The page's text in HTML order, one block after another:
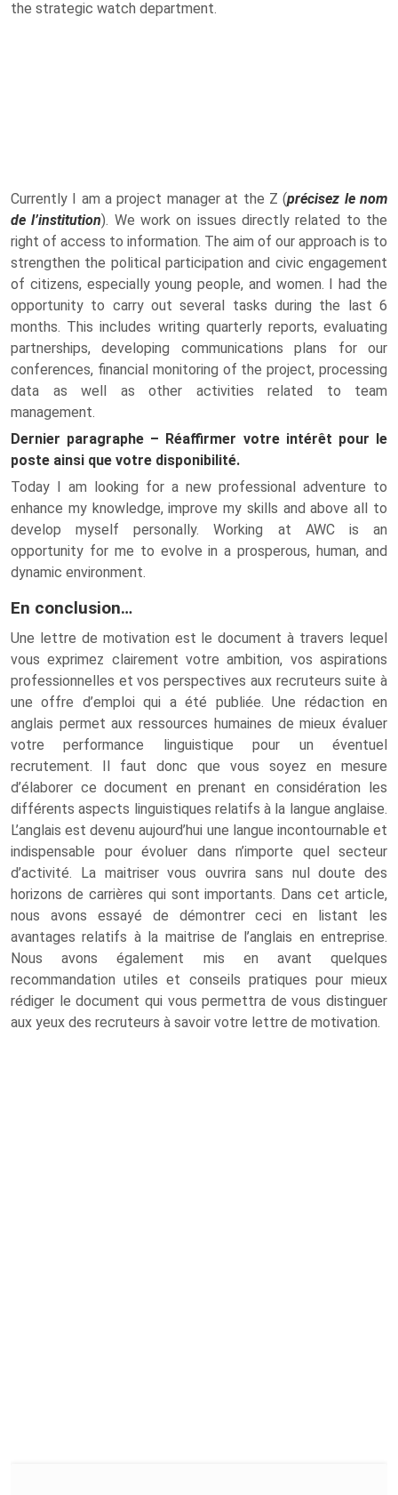
the strategic watch department.
Currently I am a project manager at the Z (précisez le nom
de l’institution). We work on issues directly related to the
right of access to information. The aim of our approach is to
strengthen the political participation and civic engagement
of citizens, especially young people, and women. I had the
opportunity to carry out several tasks during the last 6
months. This includes writing quarterly reports, evaluating
partnerships, developing communications plans for our
conferences, financial monitoring of the project, processing
data as well as other activities related to team
management.
Dernier paragraphe – Réaffirmer votre intérêt pour le
poste ainsi que votre disponibilité.
Today I am looking for a new professional adventure to
enhance my knowledge, improve my skills and above all to
develop myself personally. Working at AWC is an
opportunity for me to evolve in a prosperous, human, and
dynamic environment.
En conclusion…
Une lettre de motivation est le document à travers lequel
vous exprimez clairement votre ambition, vos aspirations
professionnelles et vos perspectives aux recruteurs suite à
une offre d’emploi qui a été publiée. Une rédaction en
anglais permet aux ressources humaines de mieux évaluer
votre performance linguistique pour un éventuel
recrutement. Il faut donc que vous soyez en mesure
d’élaborer ce document en prenant en considération les
différents aspects linguistiques relatifs à la langue anglaise.
L’anglais est devenu aujourd’hui une langue incontournable et
indispensable pour évoluer dans n’importe quel secteur
d’activité. La maitriser vous ouvrira sans nul doute des
horizons de carrières qui sont importants. Dans cet article,
nous avons essayé de démontrer ceci en listant les
avantages relatifs à la maitrise de l’anglais en entreprise.
Nous avons également mis en avant quelques
recommandation utiles et conseils pratiques pour mieux
rédiger le document qui vous permettra de vous distinguer
aux yeux des recruteurs à savoir votre lettre de motivation.